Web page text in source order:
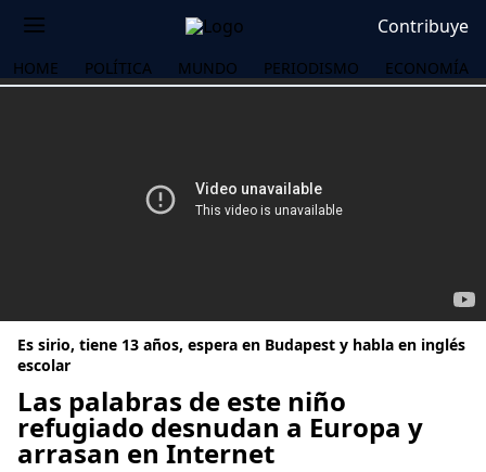
Contribuye
HOME POLÍTICA MUNDO PERIODISMO ECONOMÍA
Es sirio, tiene 13 años, espera en Budapest y habla en inglés
escolar
Las palabras de este niño
refugiado desnudan a Europa y
arrasan en Internet